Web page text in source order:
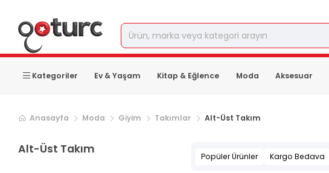
Kategoriler Ev & Yaşam Kitap & Eğlence Moda Aksesuar
Sonraki ürün sayfası, sayfa2
Anasayfa Moda Giyim Takımlar Alt-Üst Takım
Alt-Üst Takım Popüler Ürünler Kargo Bedava